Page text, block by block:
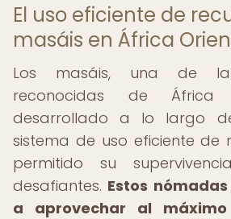
El uso eficiente de
masáis en África
Los masáis, una de
reconocidas de África
desarrollado a lo largo
sistema de uso eficiente de
permitido su
desafiantes. Estos
a aprovechar al